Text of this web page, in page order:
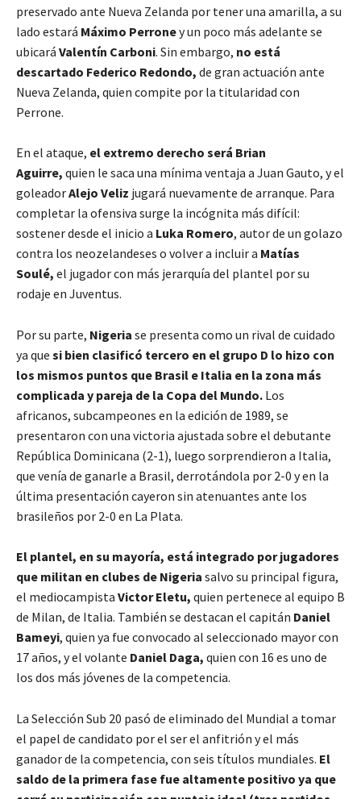
preservado ante Nueva Zelanda por tener una amarilla, a su
lado estará Máximo Perroney un poco más adelante se
ubicará Valentín Carboni. Sin embargo, no está
descartado Federico Redondo, de gran actuación ante
Nueva Zelanda, quien compite por la titularidad con
Perrone.
En el ataque, el extremo derecho será Brian
Aguirre, quien le saca una mínima ventaja a Juan Gauto, y el
goleadorAlejo Veliz jugará nuevamente de arranque. Para
completar la ofensiva surge la incógnita más difícil:
sostener desde el inicio a Luka Romero, autor de un golazo
contra los neozelandeses o volver a incluir a Matías
Soulé, el jugador con más jerarquía del plantel por su
rodaje en Juventus.
Por su parte, Nigeria se presenta como un rival de cuidado
ya que si bien clasificó tercero en el grupo D lo hizo con
los mismos puntos que Brasil e Italia en la zona más
complicada y pareja de la Copa del Mundo. Los
africanos, subcampeones en la edición de 1989, se
presentaron con una victoria ajustada sobre el debutante
República Dominicana (2-1), luego sorprendieron a Italia,
que venía de ganarle a Brasil, derrotándola por 2-0 y en la
última presentación cayeron sin atenuantes ante los
brasileños por 2-0 en La Plata.
El plantel, en su mayoría, está integrado por jugadores
que militan en clubes de Nigeria salvo su principal figura,
el mediocampista Victor Eletu, quien pertenece al equipo B
de Milan, de Italia. También se destacan el capitán Daniel
Bameyi, quien ya fue convocado al seleccionado mayor con
17 años, y el volante Daniel Daga, quien con 16 es uno de
los dos más jóvenes de la competencia.
La Selección Sub 20 pasó de eliminado del Mundial a tomar
el papel de candidato por el ser el anfitrión y el más
ganador de la competencia, con seis títulos mundiales. El
saldo de la primera fase fue altamente positivo ya que